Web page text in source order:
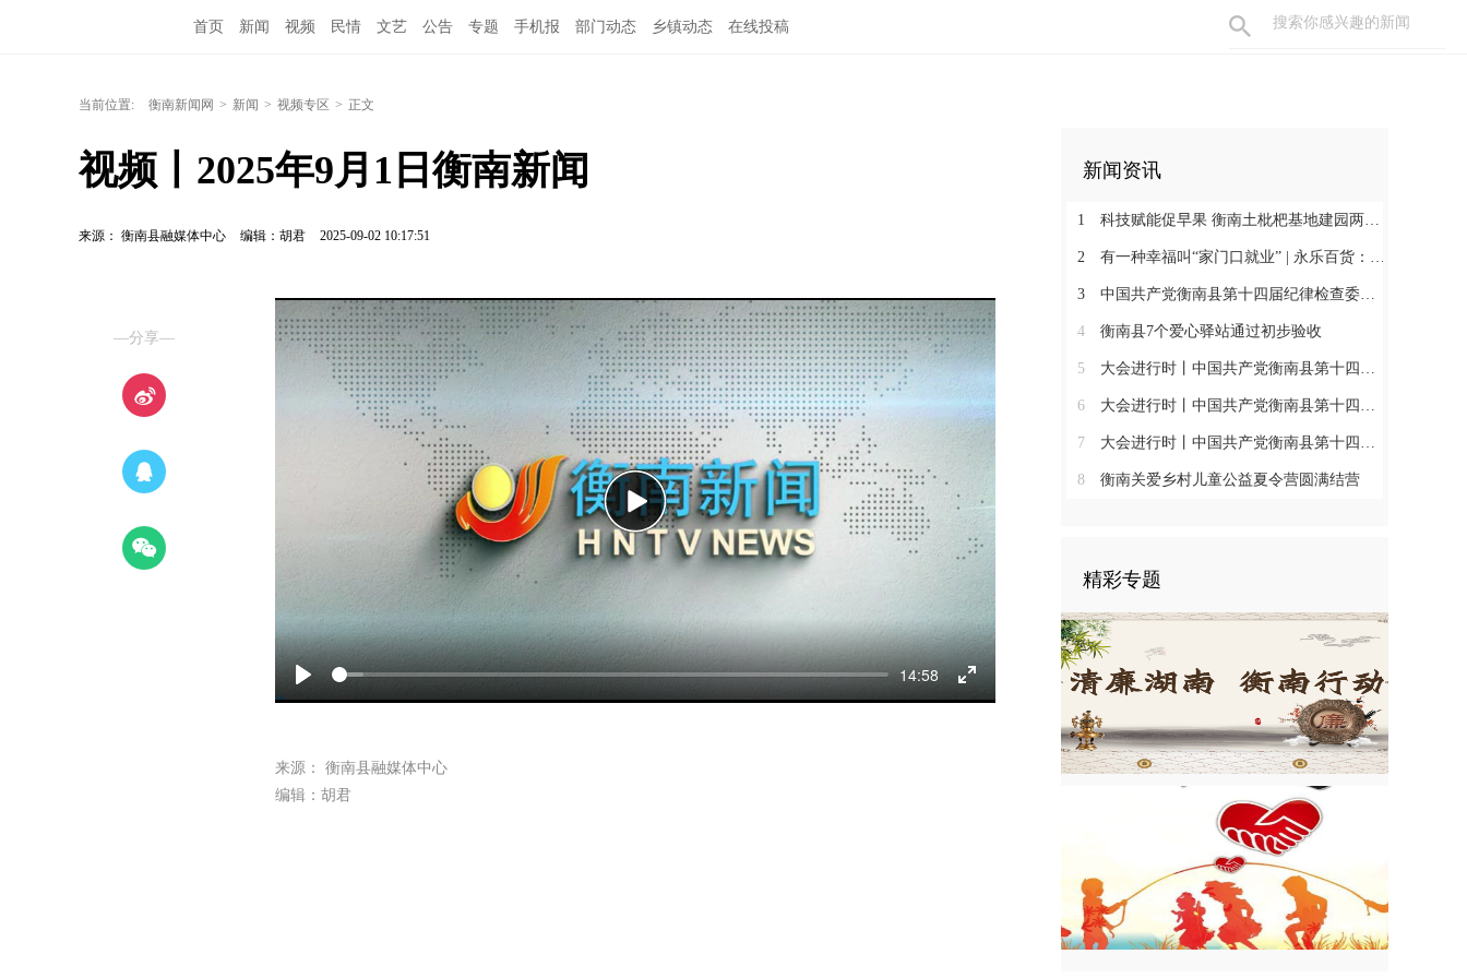
首页 新闻 视频 民情 文艺 公告 专题 手机报 部门动态 乡镇动态 在线投稿
当前位置: 衡南新闻网 > 新闻 > 视频专区 > 正文
视频丨2025年9月1日衡南新闻
来源： 衡南县融媒体中心 编辑：胡君 2025-09-02 10:17:51
—分享—
Play
14:58
Enter
Play
来源： 衡南县融媒体中心
编辑：胡君
新闻资讯
1 科技赋能促早果 衡南土枇杷基地建园两年见果助振兴
2 有一种幸福叫“家门口就业” | 永乐百货：守护百姓三餐四季 搭建就业暖心平台
3 中国共产党衡南县第十四届纪律检查委员会第一次全体会议召开 肖高德当选县纪委书记
4 衡南县7个爱心驿站通过初步验收
5 大会进行时丨中国共产党衡南县第十四次代表大会第三次大会召开
6 大会进行时丨中国共产党衡南县第十四次代表大会主席团举行第六次会议
7 大会进行时丨中国共产党衡南县第十四次代表大会主席团举行第五次会议
8 衡南关爱乡村儿童公益夏令营圆满结营
精彩专题